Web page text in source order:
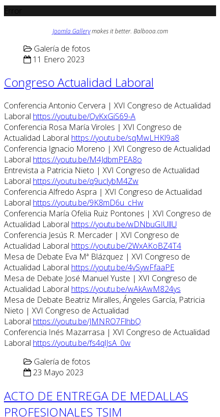
Joomla Gallerymakes it better. Balbooa.com
Galería de fotos
11 Enero 2023
Congreso Actualidad Laboral
Conferencia Antonio Cervera | XVI Congreso de Actualidad
Laboral https://youtu.be/QvKxGiS69-A
Conferencia Rosa María Viroles | XVI Congreso de
Actualidad Laboral https://youtu.be/sqMwLHKl9a8
Conferencia Ignacio Moreno | XVI Congreso de Actualidad
Laboral https://youtu.be/M4JdbmPEA8o
Entrevista a Patricia Nieto | XVI Congreso de Actualidad
Laboral https://youtu.be/q9uclybM4Zw
Conferencia Alfredo Aspra | XVI Congreso de Actualidad
Laboral https://youtu.be/9K8mD6u_cHw
Conferencia María Ofelia Ruiz Pontones | XVI Congreso de
Actualidad Laboral https://youtu.be/wDNbuGIUllU
Conferencia Jesús R. Mercader | XVI Congreso de
Actualidad Laboral https://youtu.be/2WxAKoBZ4T4
Mesa de Debate Eva Mª Blázquez | XVI Congreso de
Actualidad Laboral https://youtu.be/4vSywFfaaPE
Mesa de Debate José Manuel Yuste | XVI Congreso de
Actualidad Laboral https://youtu.be/wAkAwM824ys
Mesa de Debate Beatriz Miralles, Ángeles García, Patricia
Nieto | XVI Congreso de Actualidad
Laboral https://youtu.be/JMNRO7FlhbQ
Conferencia Inés Mazarrasa | XVI Congreso de Actualidad
Laboral https://youtu.be/fs4qlJsA_0w
Galería de fotos
23 Mayo 2023
ACTO DE ENTREGA DE MEDALLAS
PROFESIONALES TSJM